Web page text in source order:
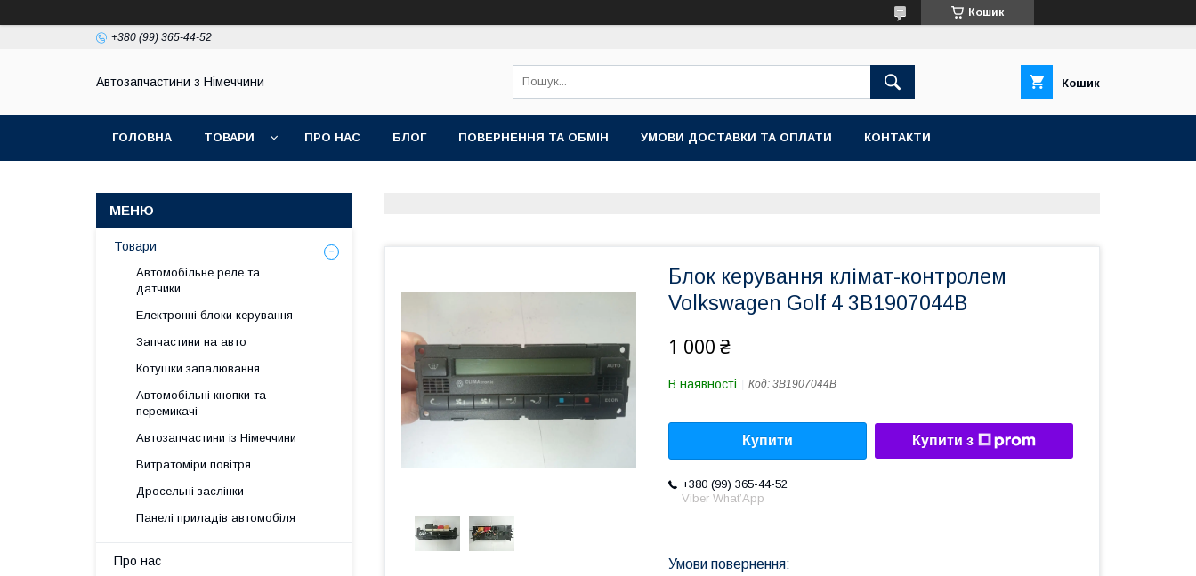
Кошик
+380 (99) 365-44-52
Автозапчастини з Німеччини Кошик
ГОЛОВНА ТОВАРИ ПРО НАС БЛОГ ПОВЕРНЕННЯ ТА ОБМІН УМОВИ ДОСТАВКИ ТА ОПЛАТИ КОНТАКТИ
Блок керування клімат-контролем
Volkswagen Golf 4 3B1907044B
1 000 ₴
В наявності Код: 3B1907044B
Купити Купити з
+380 (99) 365-44-52
Viber What’App
Товари
Автомобільне реле та
датчики
Електронні блоки керування
Запчастини на авто
Котушки запалювання
Автомобільні кнопки та
перемикачі
Автозапчастини із Німеччини
Витратоміри повітря
Дросельні заслінки
Панелі приладів автомобіля
Про нас